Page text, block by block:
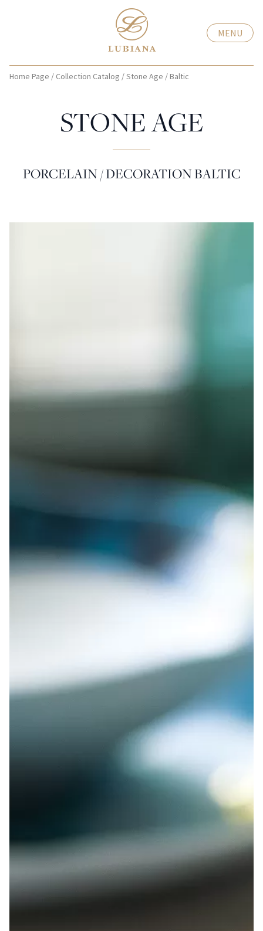
MENU
Home Page / Collection Catalog /Stone Age /Baltic
STONE AGE
PORCELAIN / DECORATION BALTIC